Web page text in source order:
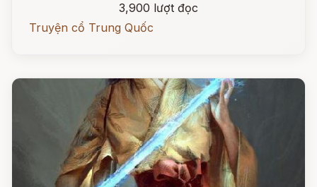
3,900 lượt đọc
Truyện cổ Trung Quốc